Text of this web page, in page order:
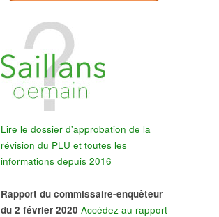
Lire le dossier d'approbation de la
révision du PLU et toutes les
informations depuis 2016
Rapport du commissaire-enquêteur
du 2 février 2020 Accédez au rapport